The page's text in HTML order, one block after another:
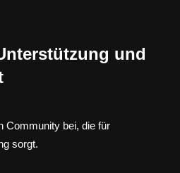
und
Community bei, die für
sorgt.